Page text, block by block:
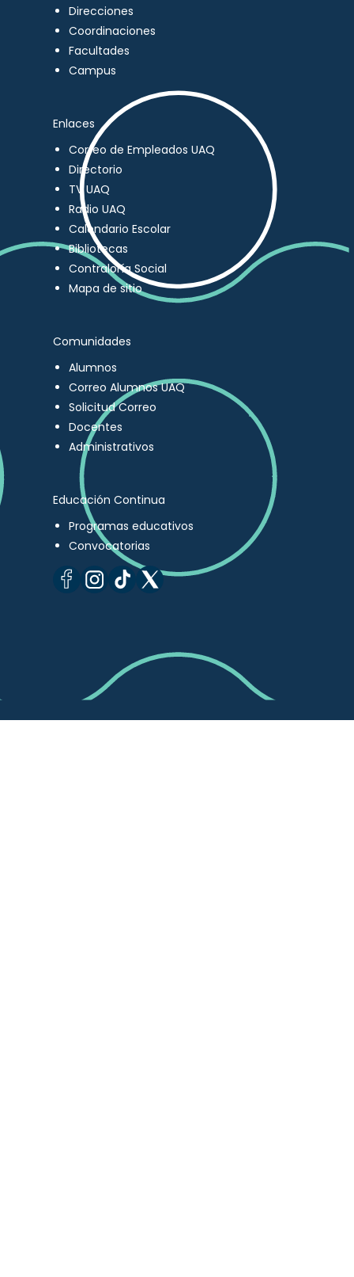
Direcciones
Coordinaciones
Facultades
Campus
Enlaces
Correo de Empleados UAQ
Directorio
TV UAQ
Radio UAQ
Calendario Escolar
Bibliotecas
Contraloría Social
Mapa de sitio
Comunidades
Alumnos
Correo Alumnos UAQ
Solicitud Correo
Docentes
Administrativos
Educación Continua
Programas educativos
Convocatorias